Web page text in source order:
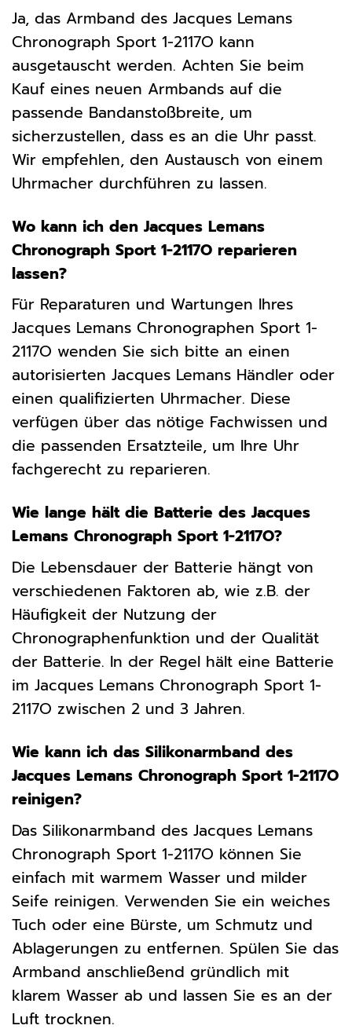
Ja, das Armband des Jacques Lemans
Chronograph Sport 1-2117O kann
ausgetauscht werden. Achten Sie beim
Kauf eines neuen Armbands auf die
passende Bandanstoßbreite, um
sicherzustellen, dass es an die Uhr passt.
Wir empfehlen, den Austausch von einem
Uhrmacher durchführen zu lassen.
Wo kann ich den Jacques Lemans
Chronograph Sport 1-2117O reparieren
lassen?
Für Reparaturen und Wartungen Ihres
Jacques Lemans Chronographen Sport 1-
2117O wenden Sie sich bitte an einen
autorisierten Jacques Lemans Händler oder
einen qualifizierten Uhrmacher. Diese
verfügen über das nötige Fachwissen und
die passenden Ersatzteile, um Ihre Uhr
fachgerecht zu reparieren.
Wie lange hält die Batterie des Jacques
Lemans Chronograph Sport 1-2117O?
Die Lebensdauer der Batterie hängt von
verschiedenen Faktoren ab, wie z.B. der
Häufigkeit der Nutzung der
Chronographenfunktion und der Qualität
der Batterie. In der Regel hält eine Batterie
im Jacques Lemans Chronograph Sport 1-
2117O zwischen 2 und 3 Jahren.
Wie kann ich das Silikonarmband des
Jacques Lemans Chronograph Sport 1-2117O
reinigen?
Das Silikonarmband des Jacques Lemans
Chronograph Sport 1-2117O können Sie
einfach mit warmem Wasser und milder
Seife reinigen. Verwenden Sie ein weiches
Tuch oder eine Bürste, um Schmutz und
Ablagerungen zu entfernen. Spülen Sie das
Armband anschließend gründlich mit
klarem Wasser ab und lassen Sie es an der
Luft trocknen.